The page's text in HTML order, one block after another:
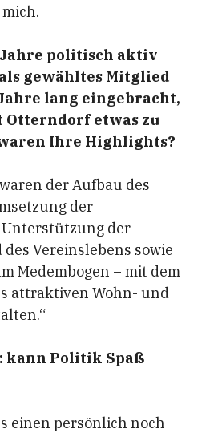
politisch aktiv
gewähltes Mitglied
lang eingebracht,
Otterndorf etwas zu
Ihre Highlights?
der Aufbau des
der
Unterstützung der
Vereinslebens sowie
Medembogen – mit dem
attraktiven Wohn- und
kann Politik Spaß
einen persönlich noch